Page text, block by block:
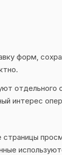
форм,
отдельного
интерес